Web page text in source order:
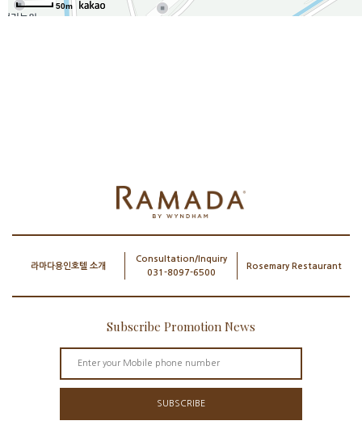
50m
라마다용인호텔 소개
Consultation/Inquiry
031-8097-6500
Rosemary Restaurant
Subscribe Promotion News
SUBSCRIBE